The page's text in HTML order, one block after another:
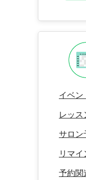
イベン
レッス
サロン
リマイ
予約関